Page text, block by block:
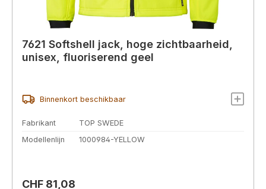
7621 Softshell jack, hoge zichtbaarheid,
unisex, fluoriserend geel
Binnenkort beschikbaar
Fabrikant
TOP SWEDE
Modellenlijn
1000984-YELLOW
Normale prijs:
CHF 81,08